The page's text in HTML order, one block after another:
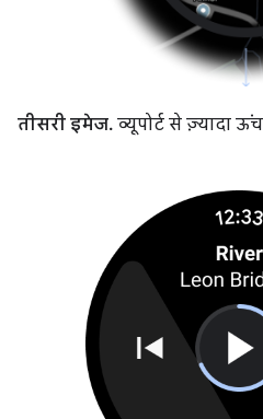
तीसरी इमेज. व्यूपोर्ट से ज़्यादा